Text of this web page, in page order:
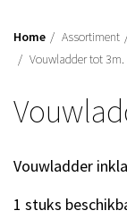
Home Assortiment
Vouwladder tot 3m.
Vouwladder
1 stuks